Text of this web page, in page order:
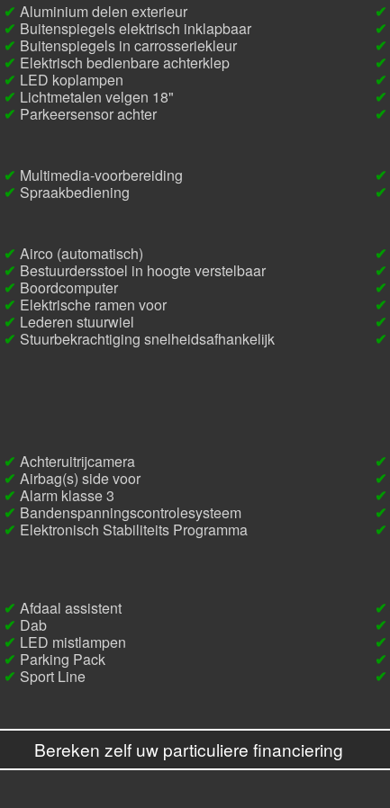
Aluminium delen exterieur
Buitenspiegels elektrisch inklapbaar
Buitenspiegels in carrosseriekleur
Elektrisch bedienbare achterklep
LED koplampen
Lichtmetalen velgen 18"
Parkeersensor achter
Multimedia-voorbereiding
Spraakbediening
Airco (automatisch)
Bestuurdersstoel in hoogte verstelbaar
Boordcomputer
Elektrische ramen voor
Lederen stuurwiel
Stuurbekrachtiging snelheidsafhankelijk
Achteruitrijcamera
Airbag(s) side voor
Alarm klasse 3
Bandenspanningscontrolesysteem
Elektronisch Stabiliteits Programma
Afdaal assistent
Dab
LED mistlampen
Parking Pack
Sport Line
Bereken zelf uw particuliere financiering